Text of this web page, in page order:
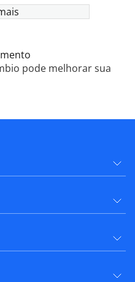
pode melhorar sua